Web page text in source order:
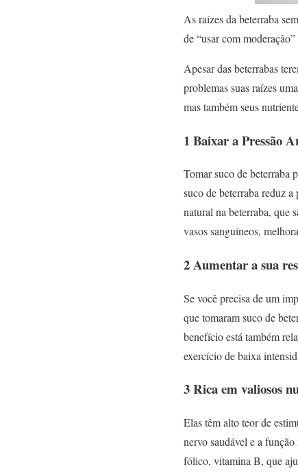
As raízes da beterraba
de “usar com
Apesar das beterrabas
problemas suas raízes
mas também seus
1 Baixar a Pressão
Tomar suco de beterraba
suco de beterraba reduz
natural na beterraba, que
vasos sanguíneos,
2 Aumentar a sua
Se você precisa de um
que tomaram suco de
benefício está também
exercício de baixa
3 Rica em valiosos
Elas têm alto teor de
nervo saudável e a
fólico, vitamina B, que